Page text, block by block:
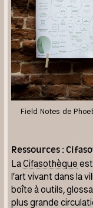
Field Notes de
Ressources :
LaCifasothèque
l’art vivant dans la
boîte à outils,
plus grande